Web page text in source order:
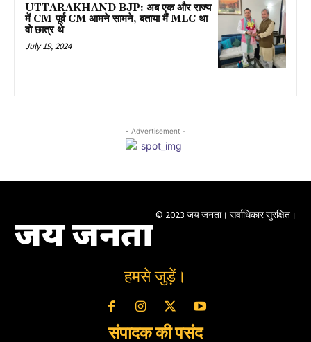
UTTARAKHAND BJP: अब एक और राज्य
में CM-पूर्व CM आमने सामने, बताया मैं MLC था
वो छात्र थे
July 19, 2024
- Advertisement -
जय जनता © 2023 जय जनता। सर्वाधिकार सुरक्षित।
हमसे जुड़ें।
संपादक की पसंद